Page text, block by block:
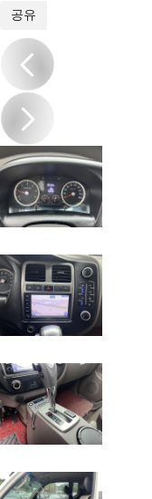
공유
/14